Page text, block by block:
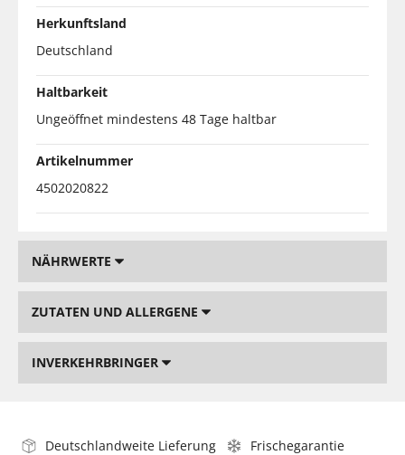
Herkunftsland
Deutschland
Haltbarkeit
Ungeöffnet mindestens 48 Tage haltbar
Artikelnummer
4502020822
NÄHRWERTE
ZUTATEN UND ALLERGENE
INVERKEHRBRINGER
Deutschlandweite Lieferung
Frischegarantie